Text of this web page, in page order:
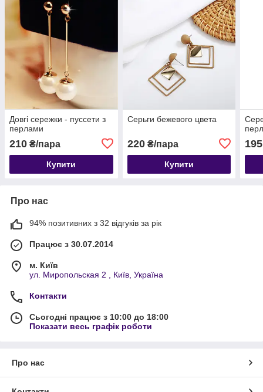
Довгі сережки - пуссети з
перлами
210 ₴/пара
Купити
Серьги бежевого цвета
220₴/пара
Купити
195
Про нас
94% позитивних з 32 відгуків за рік
Працює з 30.07.2014
м. Київ
ул. Миропольская 2 , Київ, Україна
Контакти
Сьогодні працює з 10:00 до 18:00
Показати весь графік роботи
Про нас